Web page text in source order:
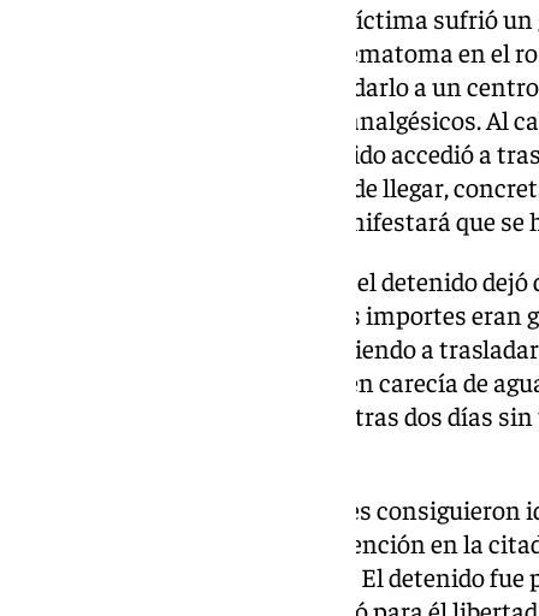
Tras unos meses de trabajo, la víctima sufrió
provocándole un importante hematoma en el
encargado, este se negó a trasladarlo a un
denunciará, ofreciéndole unos analgésicos. Al
que seguía padeciendo, el detenido accedió a
bien le abandonó mucho antes de llegar,
localidad, obligándole a que manifestará que se
Tres meses antes del incidente, el detenido
trabajador justificando que esos importes eran
regularizar su situación, procediendo a
mitad del campo, la cual también carecía de
promesa de un nuevo trabajo, y tras dos días
Tras la investigación, los agentes
implicado procediendo a su detención en la
el término municipal de Utrera. El detenido fue